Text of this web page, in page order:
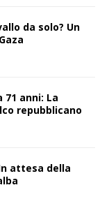
da solo? Un
71 anni: La
repubblicano
attesa della